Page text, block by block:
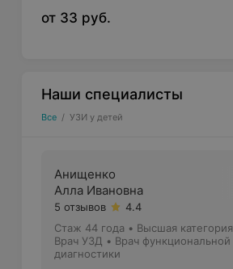
от 33 руб.
Наши специалисты
Все / УЗИ у детей
Анищенко
Алла Ивановна
5 отзывов
4.4
Стаж 44 года • Высшая категория
Врач УЗД • Врач функциональной
диагностики